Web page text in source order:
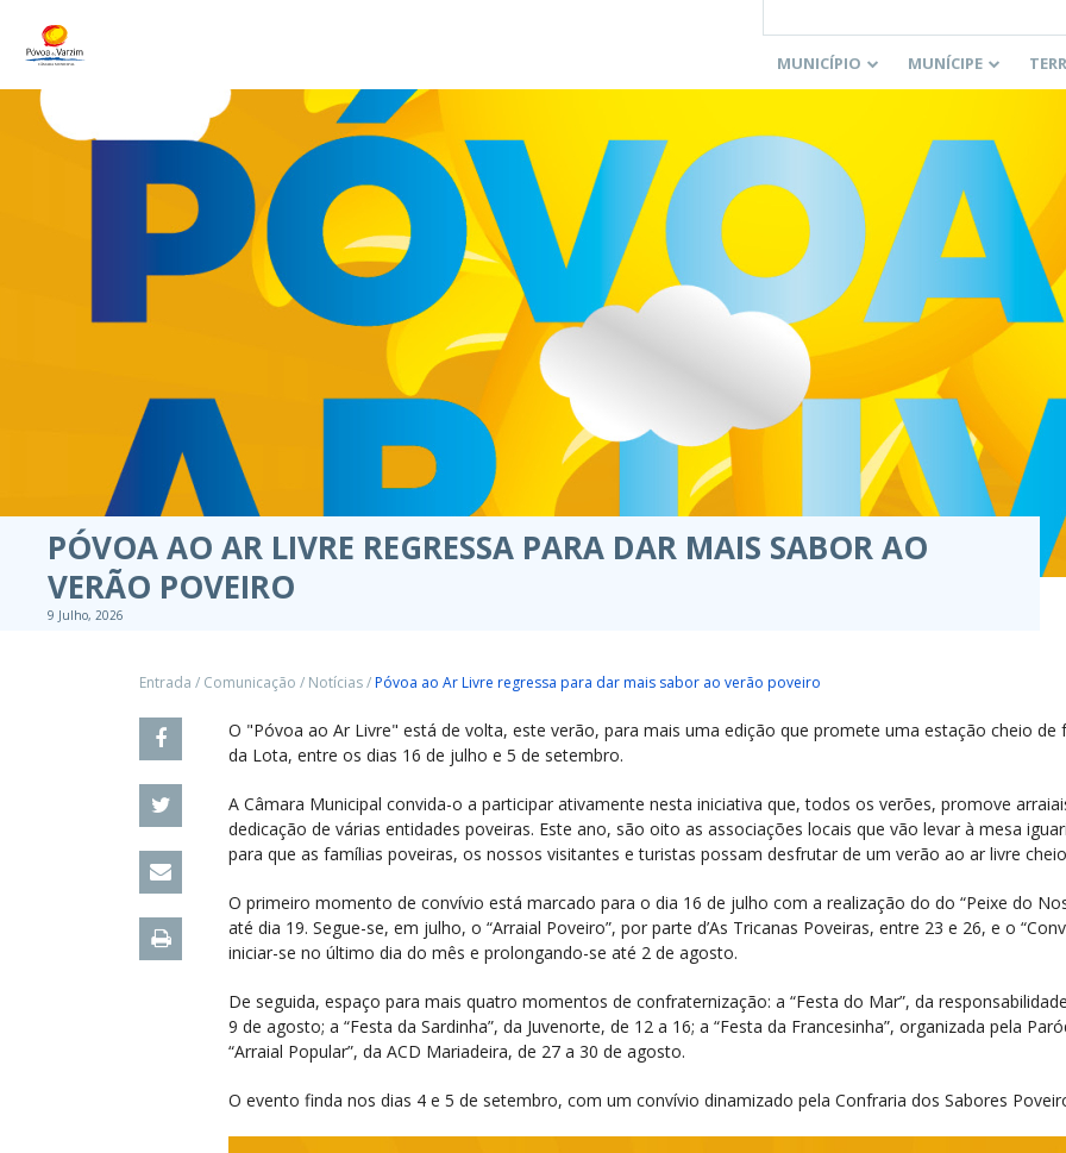
MUNICÍPIO MUNÍCIPE
PÓVOA AO AR LIVRE REGRESSA PARA DAR MAIS SABOR AO
VERÃO POVEIRO
9 Julho, 2026
Entrada / Comunicação / Notícias/Póvoa ao Ar Livre regressa para dar mais sabor ao verão poveiro
O "Póvoa ao Ar Livre" está de volta, este verão, para mais uma edição que promete uma estação cheio
da Lota, entre os dias 16 de julho e 5 de setembro.
A Câmara Municipal convida-o a participar ativamente nesta iniciativa que, todos os verões, promove
dedicação de várias entidades poveiras. Este ano, são oito as associações locais que vão levar à mesa
para que as famílias poveiras, os nossos visitantes e turistas possam desfrutar de um verão ao ar livre
O primeiro momento de convívio está marcado para o dia 16 de julho com a realização do do “Peixe do
até dia 19. Segue-se, em julho, o “Arraial Poveiro”, por parte d’As Tricanas Poveiras, entre 23 e 26, e o
iniciar-se no último dia do mês e prolongando-se até 2 de agosto.
De seguida, espaço para mais quatro momentos de confraternização: a “Festa do Mar”, da
9 de agosto; a “Festa da Sardinha”, da Juvenorte, de 12 a 16; a “Festa da Francesinha”, organizada pela
“Arraial Popular”, da ACD Mariadeira, de 27 a 30 de agosto.
O evento finda nos dias 4 e 5 de setembro, com um convívio dinamizado pela Confraria dos Sabores